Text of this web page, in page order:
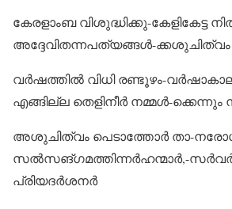
കേരളാംബ വിശുദ്ധിക്കു-കേളികേട്ട
അദ്ദേവിതന്നപത്യങ്ങൾ-ക്കശുചിത്വം
വർഷത്തിൽ വിധി രണ്ടൂഴം-
എങ്ങില്ല തെളിനീർ നമ്മൾ-ക്കെന്നും
അശുചിത്വം പെടാത്തോർ താ-
സൽസങ്ഗമത്തിന്നർഹന്മാർ,-
പ്രിയദർശനർ